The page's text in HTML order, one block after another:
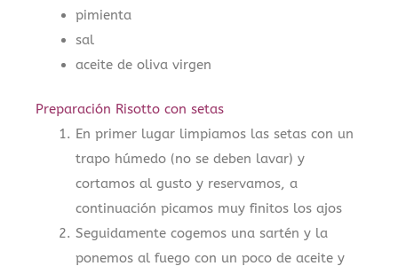
pimienta
sal
aceite de oliva virgen
Preparación Risotto con setas
En primer lugar limpiamos las setas con un
trapo húmedo (no se deben lavar) y
cortamos al gusto y reservamos, a
continuación picamos muy finitos los ajos
Seguidamente cogemos una sartén y la
ponemos al fuego con un poco de aceite y